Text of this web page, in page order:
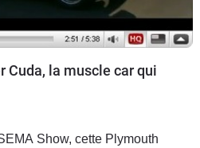
Cuda, la muscle car qui
Show, cette Plymouth